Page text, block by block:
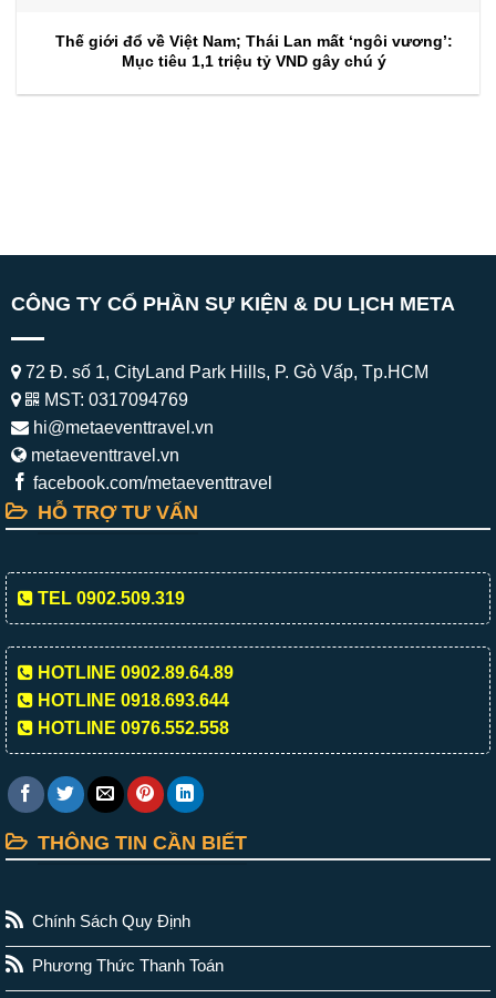
Thế giới đổ về Việt Nam; Thái Lan mất ‘ngôi vương’:
Mục tiêu 1,1 triệu tỷ VND gây chú ý
CÔNG TY CỔ PHẦN SỰ KIỆN & DU LỊCH META
72 Đ. số 1, CityLand Park Hills, P. Gò Vấp, Tp.HCM
MST: 0317094769
hi@metaeventtravel.vn
metaeventtravel.vn
facebook.com/metaeventtravel
HỖ TRỢ TƯ VẤN
TEL 0902.509.319
HOTLINE 0902.89.64.89
HOTLINE 0918.693.644
HOTLINE 0976.552.558
THÔNG TIN CẦN BIẾT
Chính Sách Quy Định
Phương Thức Thanh Toán